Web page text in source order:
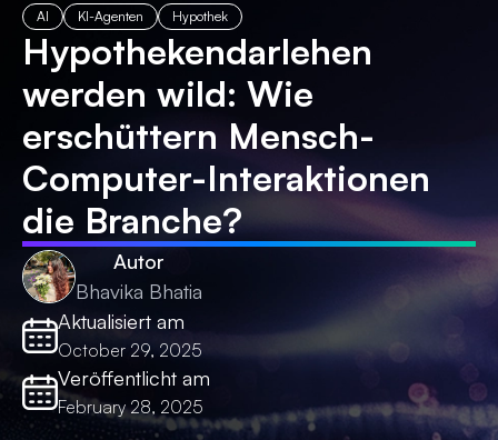
AI KI-Agenten Hypothek
Hypothekendarlehen
werden wild: Wie
erschüttern Mensch-
Computer-Interaktionen
die Branche?
Autor
Bhavika Bhatia
Aktualisiert am
October 29, 2025
Veröffentlicht am
February 28, 2025